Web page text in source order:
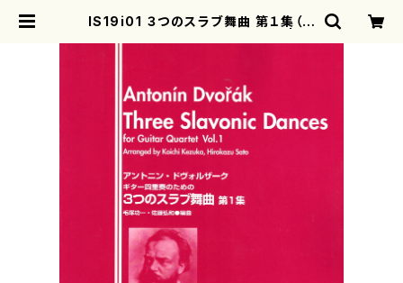
IS19i01 ３つのスラブ舞曲 第１集（ギ